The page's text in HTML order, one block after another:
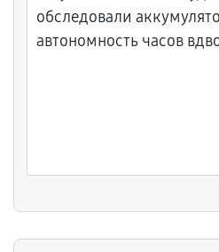
обследовали
автономность часов